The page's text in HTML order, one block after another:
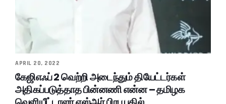
APRIL 20, 2022
கேஜிஎஃப் 2 வெற்றி அடைந்தும் தியேட்டர்கள்
அதிகப்படுத்தாத பின்னணி என்ன – தமிழக